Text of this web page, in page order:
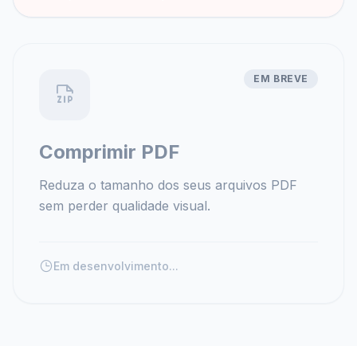
EM BREVE
Comprimir PDF
Reduza o tamanho dos seus arquivos PDF
sem perder qualidade visual.
Em desenvolvimento...